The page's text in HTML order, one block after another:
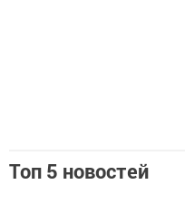
Топ 5 новостей